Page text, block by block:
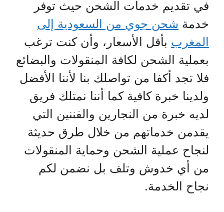
في تقديم خدمات الشحن حيث توفر
خدمة شحن جوي من السعودية إلى
المغرب بأقل الأسعار، وأن كنت ترغب
بعملية الشحن لكافة المنقولات والبضائع
فلا تجد أكفا من تواصلك بنا لأننا الأفضل
ولدينا خبرة كافية كما أننا نمتلك فريق
لديه خبرة من النجارين والفننين التي
يقدمن خدماتهم من خلال طرق حديثة
لنجاح عملية الشحن وحماية المنقولات
من أي خدوش وتلف بل نضمن لكم
نجاح الخدمة.